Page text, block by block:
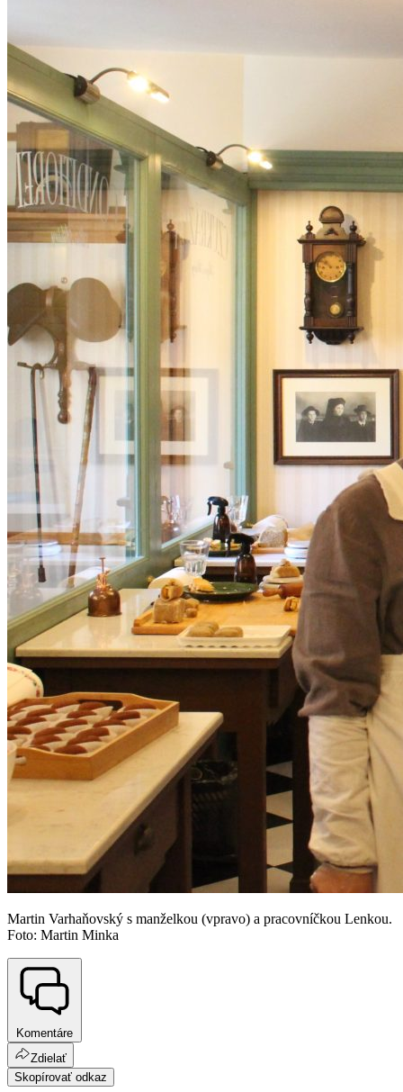
Martin Varhaňovský s manželkou (vpravo) a pracovníčkou Lenkou.
Foto: Martin Minka
Komentáre
Zdielať
Skopírovať odkaz